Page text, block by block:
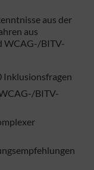
aus der
aus
WCAG-/BITV-
Inklusionsfragen
BITV-